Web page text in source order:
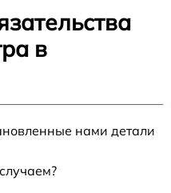
в
нами детали